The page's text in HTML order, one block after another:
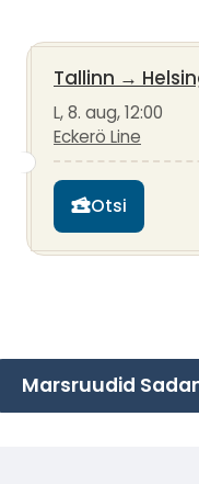
Tallinn →
L, 8. aug, 12:00
Eckerö Line
Otsi
Marsruudid